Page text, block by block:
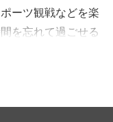
ーツ観戦などを楽
を忘れて過ごせる
ースも人気。